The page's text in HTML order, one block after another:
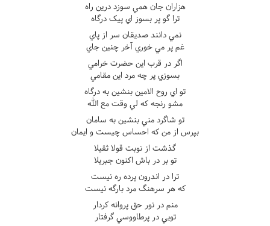
هزاران جان همي سوزد درين راه
ترا گو پر بسوز اي پيک درگاه
نمي دانند صديقان سر از پاي
غم پر مي خوري آخر چنين جاي
اگر در قرب اين حضرت خرامي
بسوزي پر چه مرد اين مقامي
تو اي روح الامين بنشين به درگاه
مشو رنجه که لي وقت مع الله
تو شاگرد مني بنشين به سامان
بپرس از من که احساس چيست و ايمان
گذشت از نوبت قولا ثقيلا
تو بر در باش اکنون جبريلا
ترا در اندرون پرده ره نيست
که هر سرهنگ مرد بارگه نيست
منم در نور حق پروانه کردار
تويي در پرطاووسي گرفتار